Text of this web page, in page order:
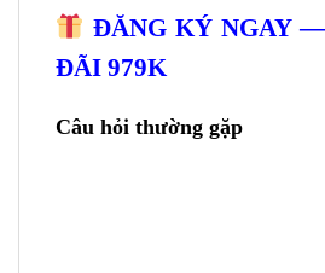
ĐĂNG KÝ NGAY
ĐÃI 979K
Câu hỏi thường gặp